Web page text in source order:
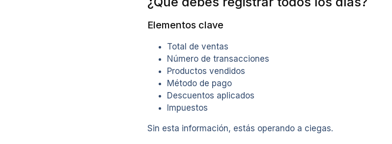
Elementos clave
Total de ventas
Número de transacciones
Productos vendidos
Método de pago
Descuentos aplicados
Impuestos
Sin esta información, estás operando a ciegas.